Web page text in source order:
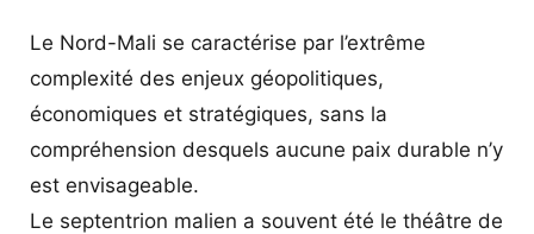
Le Nord-Mali se caractérise par l’extrême
complexité des enjeux géopolitiques,
économiques et stratégiques, sans la
compréhension desquels aucune paix durable n’y
est envisageable.
Le septentrion malien a souvent été le théâtre de